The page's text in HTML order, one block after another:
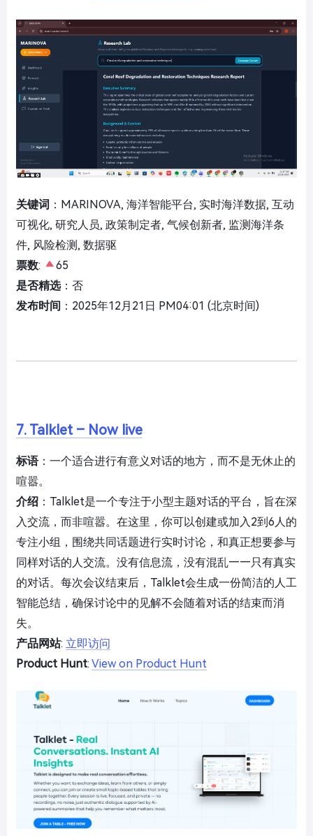
关键词 ：MARINOVA, 海洋智能平台, 实时海洋数据, 互动
可视化, 研究人员, 政策制定者, 气候创新者, 监测海洋条
件, 风险检测, 数据驱
票数:
65
是否精选：否
发布时间 ：2025年12月21日 PM04:01 (北京时间)
7. Talklet – Now live
标语：一个适合进行有意义对话的地方，而不是无休止的
喧嚣。
介绍 ：Talklet是一个专注于小型主题对话的平台，旨在深
入交流，而非喧嚣。在这里，你可以创建或加入2到6人的
专注小组，围绕共同话题进行实时讨论，和真正想要参与
同样对话的人交流。没有信息流，没有混乱——只有真实
的对话。每次会议结束后，Talklet会生成一份简洁的人工
智能总结，确保讨论中的见解不会随着对话的结束而消
失。
产品网站: 立即访问
Product Hunt: View on Product Hunt